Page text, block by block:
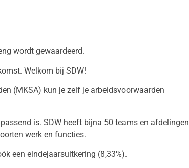
wordt gewaardeerd.
Welkom bij SDW!
(MKSA) kun je zelf je arbeidsvoorwaarden
is. SDW heeft bijna 50 teams en afdelingen
werk en functies.
een eindejaarsuitkering (8,33%).